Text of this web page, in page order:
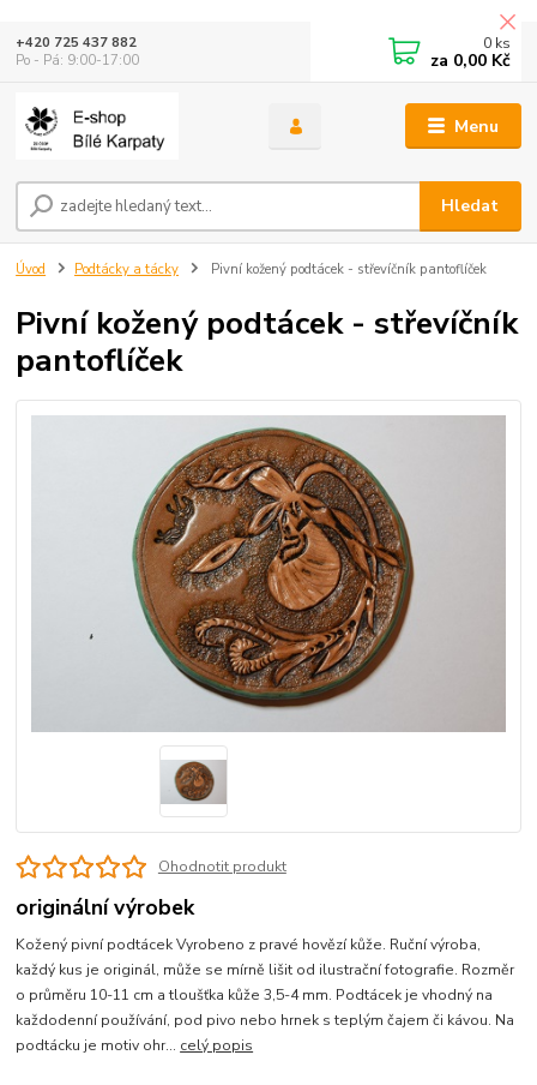
Menu
Hledat
+420 725 437 882
Po - Pá: 9:00-17:00
0 ks
za 0,00 Kč
Úvod Podtácky a tácky Pivní kožený podtácek - střevíčník pantoflíček
Pivní kožený podtácek - střevíčník
pantoflíček
Ohodnotit produkt
originální výrobek
Kožený pivní podtácek Vyrobeno z pravé hovězí kůže. Ruční výroba,
každý kus je originál, může se mírně lišit od ilustrační fotografie. Rozměr
o průměru 10-11 cm a tloušťka kůže 3,5-4 mm. Podtácek je vhodný na
každodenní používání, pod pivo nebo hrnek s teplým čajem či kávou. Na
podtácku je motiv ohr... celý popis